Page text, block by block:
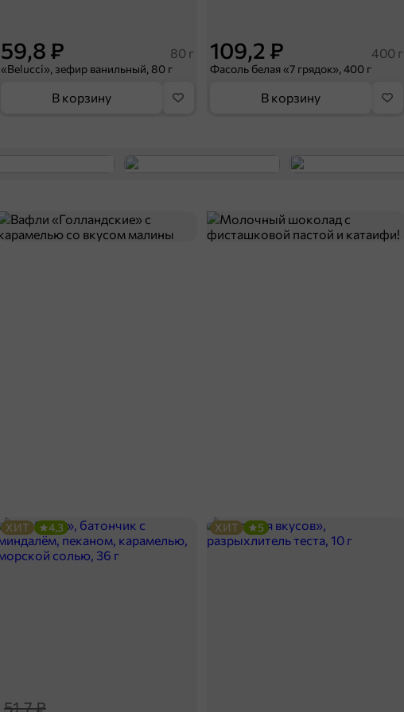
59,8 ₽ 80 г
«Belucci», зефир ванильный, 80 г
В корзину
109,2 ₽ 400 г
Фасоль белая «7 грядок», 400 г
В корзину
51,7 ₽
ХИТ 4,3 ХИТ 5